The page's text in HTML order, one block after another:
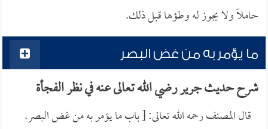
حاملاً ولا يجوز له وطؤها قبل ذلك.
ما يؤمر به من غض البصر
شرح حديث جرير رضي الله تعالى عنه في نظر الفجأة
قال المصنف رحمه الله تعالى: [ باب ما يؤمر به من غض البصر.